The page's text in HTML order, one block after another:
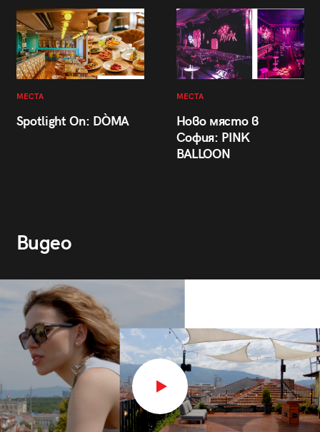
МЕСТА
Spotlight On: DÒMA
МЕСТА
Ново място в
София: PINK
BALLOON
Видео